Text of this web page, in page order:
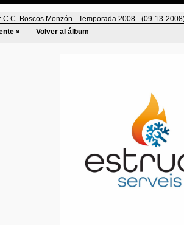
C.C. Boscos Monzón - Temporada 2008- (09-13-
» Volver al álbum